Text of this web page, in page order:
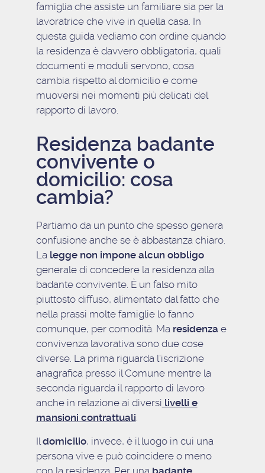
famiglia che assiste un familiare sia per la
lavoratrice che vive in quella casa. In
questa guida vediamo con ordine quando
la residenza è davvero obbligatoria, quali
documenti e moduli servono, cosa
cambia rispetto al domicilio e come
muoversi nei momenti più delicati del
rapporto di lavoro.
Residenza badante
convivente o
domicilio: cosa
cambia?
Partiamo da un punto che spesso genera
confusione anche se è abbastanza chiaro.
Lalegge non impone alcun obbligo
generale di concedere la residenza alla
badante convivente. È un falso mito
piuttosto diffuso, alimentato dal fatto che
nella prassi molte famiglie lo fanno
comunque, per comodità. Ma residenza e
convivenza lavorativa sono due cose
diverse. La prima riguarda l’iscrizione
anagrafica presso il Comune mentre la
seconda riguarda il rapporto di lavoro
anche in relazione ai diversi livelli e
mansioni contrattuali.
Ildomicilio, invece, è il luogo in cui una
persona vive e può coincidere o meno